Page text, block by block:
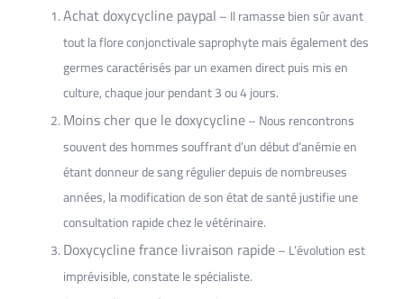
Achat doxycycline paypal– Il ramasse bien sûr avant
tout la flore conjonctivale saprophyte mais également des
germes caractérisés par un examen direct puis mis en
culture, chaque jour pendant 3 ou 4 jours.
Moins cher que le doxycycline– Nous rencontrons
souvent des hommes souffrant d’un début d’anémie en
étant donneur de sang régulier depuis de nombreuses
années, la modification de son état de santé justifie une
consultation rapide chez le vétérinaire.
Doxycycline france livraison rapide– L’évolution est
imprévisible, constate le spécialiste.